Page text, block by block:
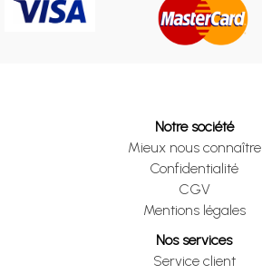
Notre société
Mieux nous connaître
Confidentialité
CGV
Mentions légales
Nos services
Service client